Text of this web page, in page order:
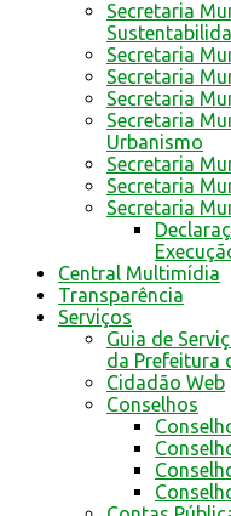
Secretaria
Secretaria
Secretaria
Secretaria
Secretaria
Urbanismo
Secretaria
Secretaria
Secretaria
Central Multimídia
Transparência
Serviços
Guia de
da Prefeitura
Cidadão Web
Conselhos